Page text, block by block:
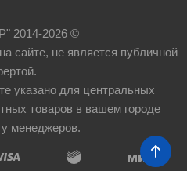
2014-2026 ©
сайте, не является публичной
указано для центральных
товаров в вашем городе
у менеджеров.